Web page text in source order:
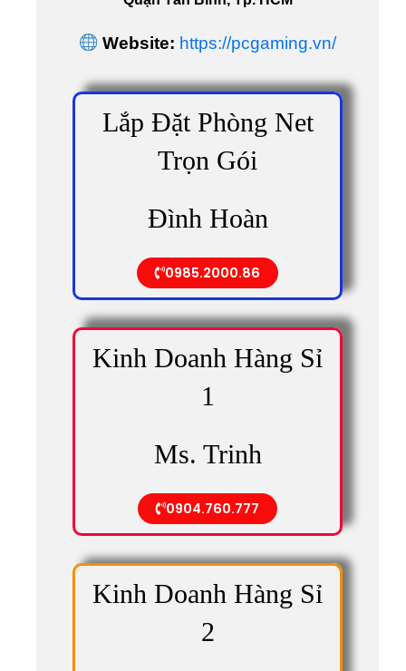
Website: https://pcgaming.vn/
Lắp Đặt Phòng Net
Trọn Gói
Đình Hoàn
0985.2000.86
Kinh Doanh Hàng Sỉ
1
Ms. Trinh
0904.760.777
Kinh Doanh Hàng Sỉ
2